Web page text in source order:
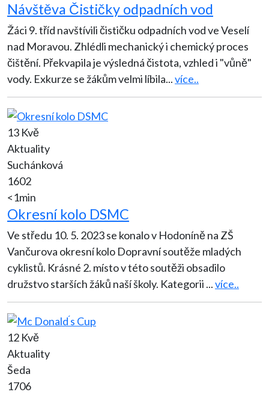
Návštěva Čističky odpadních vod
Žáci 9. tříd navštívili čističku odpadních vod ve Veselí
nad Moravou. Zhlédli mechanický i chemický proces
čištění. Překvapila je výsledná čistota, vzhled i "vůně"
vody. Exkurze se žákům velmi líbila...více..
13 Kvě
Aktuality
Suchánková
1602
<1min
Okresní kolo DSMC
Ve středu 10. 5. 2023 se konalo v Hodoníně na ZŠ
Vančurova okresní kolo Dopravní soutěže mladých
cyklistů. Krásné 2. místo v této soutěži obsadilo
družstvo starších žáků naší školy. Kategorii ...více..
12 Kvě
Aktuality
Šeda
1706